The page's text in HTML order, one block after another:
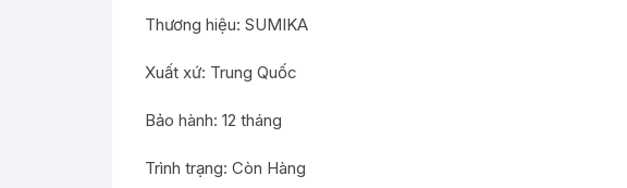
Thương hiệu: SUMIKA
Xuất xứ: Trung Quốc
Bảo hành: 12 tháng
Trình trạng: Còn Hàng